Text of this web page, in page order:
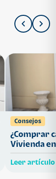
Consejos
¿Comprar
Vivienda
Leer